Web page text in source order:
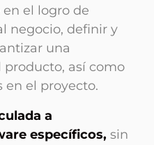
el logro de
negocio, definir y
una
así como
en el proyecto.
a
específicos, sin